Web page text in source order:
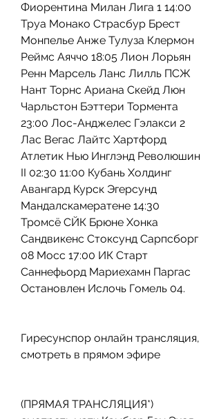
Фиорентина Милан Лига 1 14:00
Труа Монако Страсбур Брест
Монпелье Анже Тулуза Клермон
Реймс Аяччо 18:05 Лион Лорьян
Ренн Марсель Ланс Лилль ПСЖ
Нант Торнс Ариана Скейд Люн
Чарльстон Бэттери Тормента
23:00 Лос-Анджелес Гэлакси 2
Лас Вегас Лайтс Хартфорд
Атлетик Нью Инглэнд Революшин
II 02:30 11:00 Кубань Холдинг
Авангард Курск Эгерсунд
Мандалскамератене 14:30
Тромсё СЙК Брюне Хонка
Сандвикенс Стоксунд Сарпсборг
08 Мосс 17:00 ИК Старт
Саннефьорд Мариехамн Паргас
Остановлен Ислочь Гомель 04.
Гиресунспор онлайн трансляция,
смотреть в прямом эфире
(ПРЯМАЯ ТРАНСЛЯЦИЯ*)